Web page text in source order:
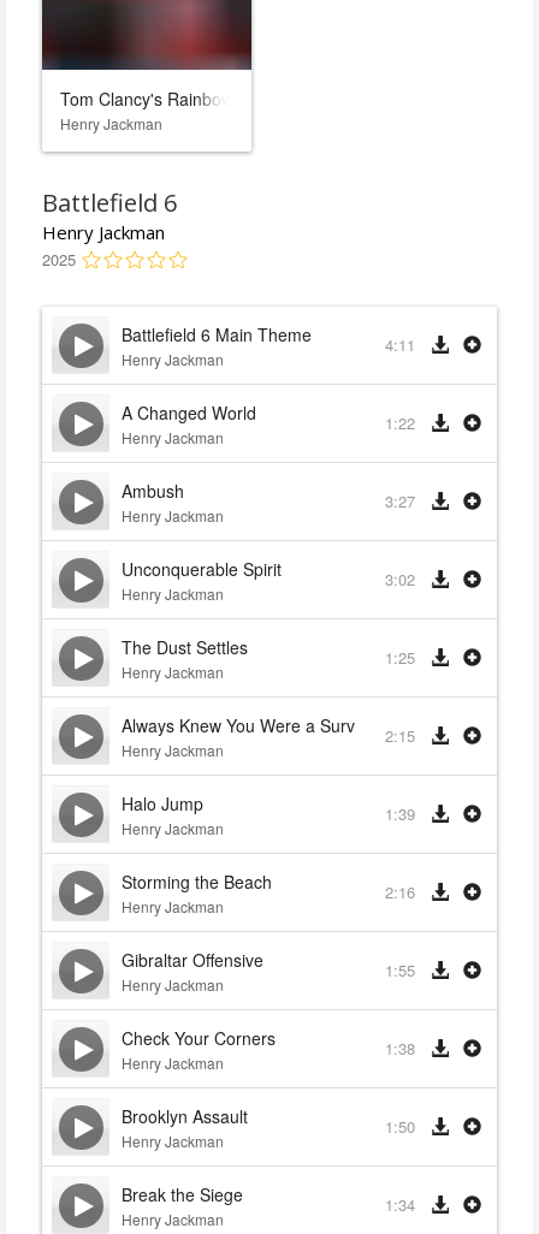
Tom Clancy's Rainbow Six: Siege X
Henry Jackman
Battlefield 6
Henry Jackman
2025
Battlefield 6 Main Theme
Henry Jackman
4:11
A Changed World
Henry Jackman
1:22
Ambush
Henry Jackman
3:27
Unconquerable Spirit
Henry Jackman
3:02
The Dust Settles
Henry Jackman
1:25
Always Knew You Were a Survivor
Henry Jackman
2:15
Halo Jump
Henry Jackman
1:39
Storming the Beach
Henry Jackman
2:16
Gibraltar Offensive
Henry Jackman
1:55
Check Your Corners
Henry Jackman
1:38
Brooklyn Assault
Henry Jackman
1:50
Break the Siege
Henry Jackman
1:34